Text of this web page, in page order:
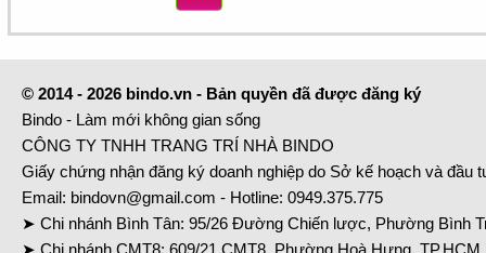
© 2014 - 2026 bindo.vn - Bản quyền đã được đăng ký
Bindo - Làm mới không gian sống
CÔNG TY TNHH TRANG TRÍ NHÀ BINDO
Giấy chứng nhận đăng ký doanh nghiệp do Sở kế hoạch và đầu
Email: bindovn@gmail.com - Hotline: 0949.375.775
➤ Chi nhánh Bình Tân: 95/26 Đường Chiến lược, Phường Bình